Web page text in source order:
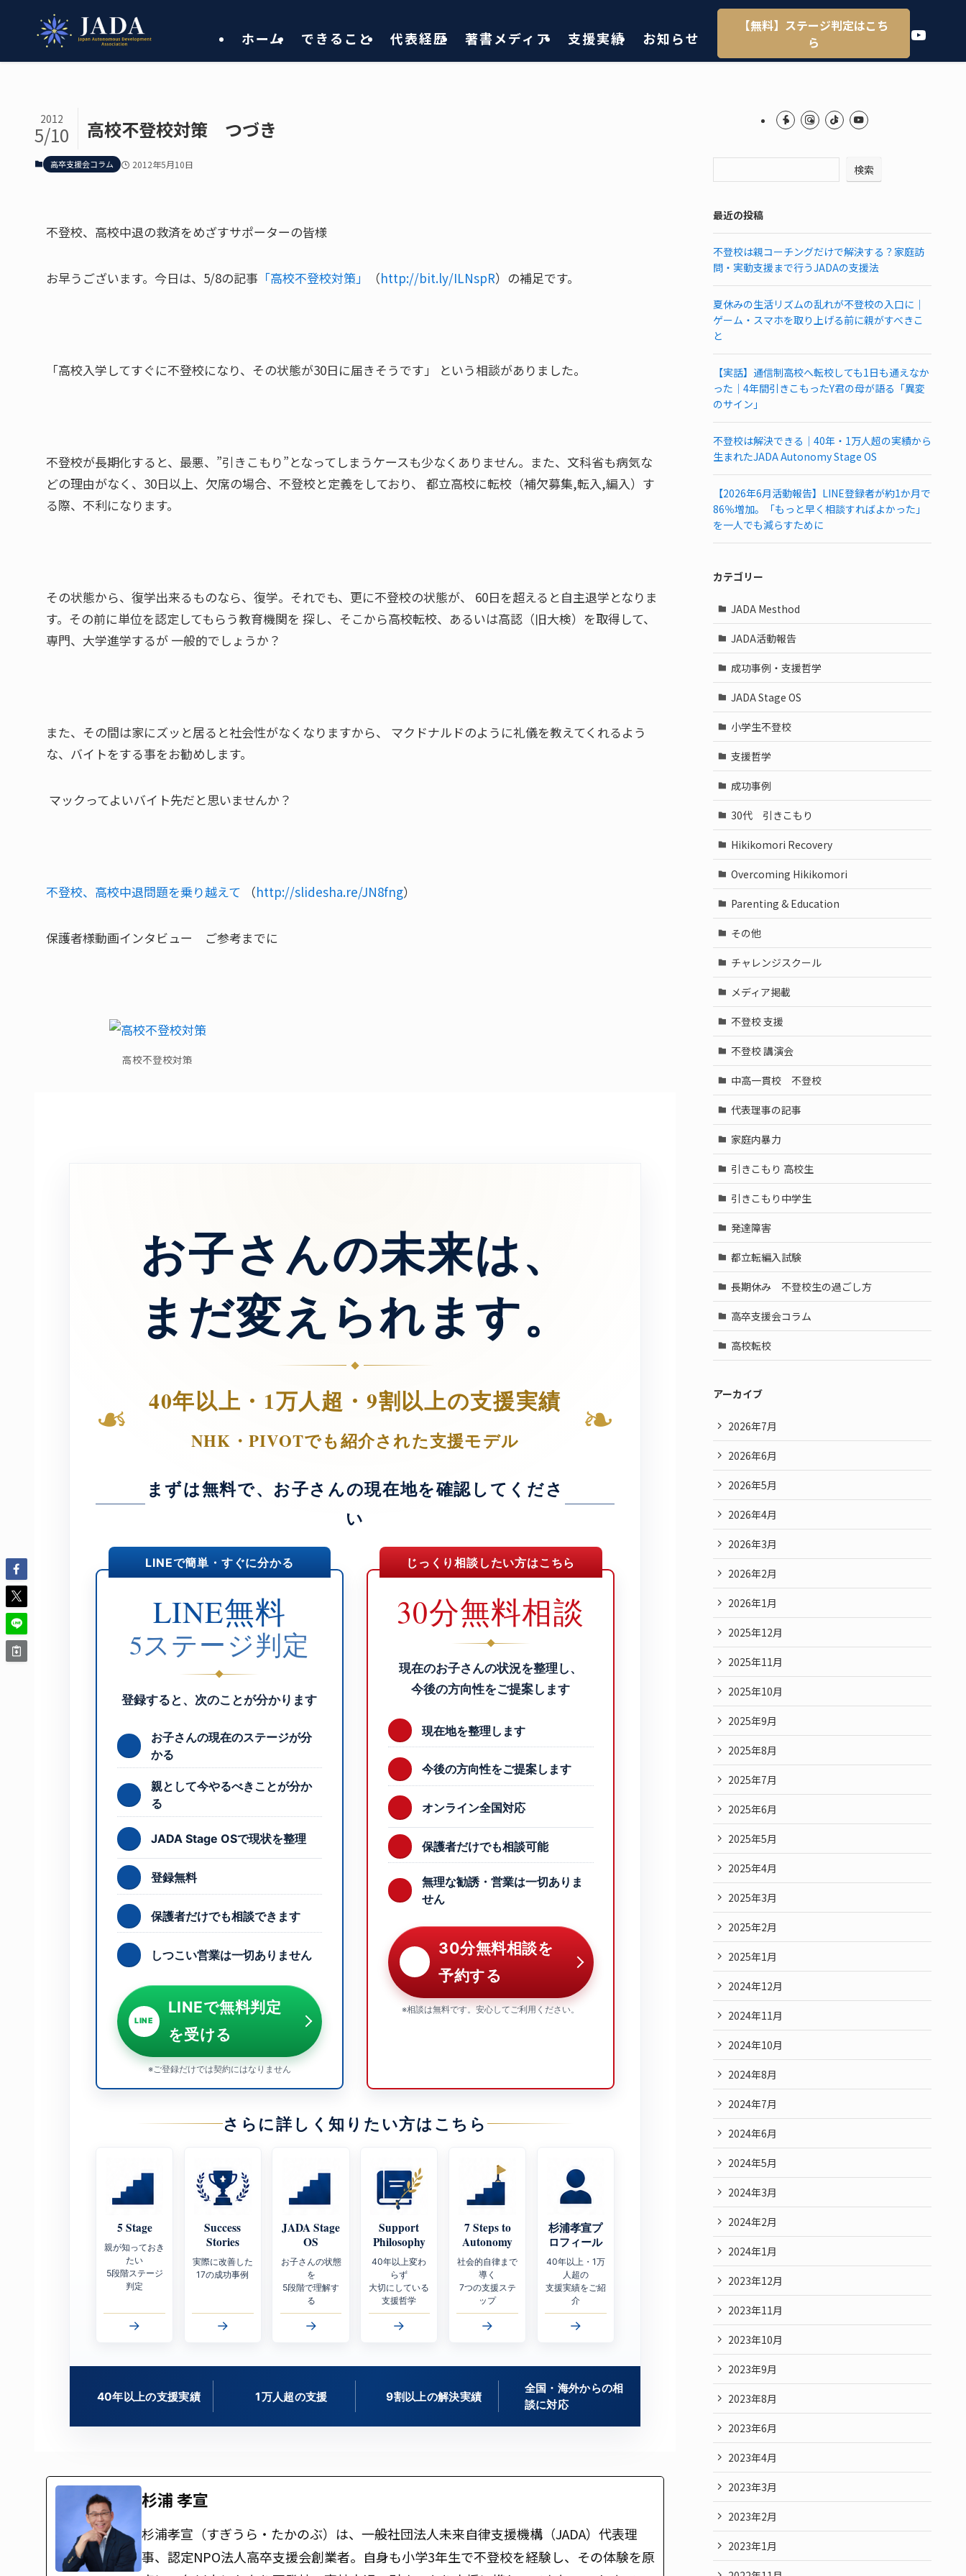
ホーム できること 代表経歴 著書メディア 支援実績 お知らせ
【無料】ステージ判定はこち
ら
YouTube
高校不登校対策 つづき
2012
5/10
高卒支援会コラム 2012年5月10日
不登校、高校中退の救済をめざすサポーターの皆様
お早うございます。今日は、5/8の記事 「高校不登校対策」 （http://bit.ly/ILNspR）の補足です。
「高校入学してすぐに不登校になり、その状態が30日に届きそうです」 という相談がありました。
不登校が長期化すると、最悪、”引きこもり”となってしまうケースも少なくありません。また、文科省も病気な
どの理由がなく、30日以上、欠席の場合、不登校と定義をしており、 都立高校に転校（補欠募集,転入,編入）す
る際、不利になります。
その状態から、復学出来るものなら、復学。それでも、更に不登校の状態が、 60日を超えると自主退学となりま
す。その前に単位を認定してもらう教育機関を 探し、そこから高校転校、あるいは高認（旧大検）を取得して、
専門、大学進学するが 一般的でしょうか？
また、その間は家にズッと居ると社会性がなくなりますから、 マクドナルドのように礼儀を教えてくれるよう
な、バイトをする事をお勧めします。
マックってよいバイト先だと思いませんか？
不登校、高校中退問題を乗り越えて （http://slidesha.re/JN8fng）
保護者様動画インタビュー ご参考までに
高校不登校対策
お子さんの未来は、
まだ変えられます。
❧ 40年以上・1万人超・9割以上の支援実績
NHK・PIVOTでも紹介された支援モデル ❧
まずは無料で、お子さんの現在地を確認してくださ
い
LINEで簡単・すぐに分かる
LINE無料
5ステージ判定
登録すると、次のことが分かります
お子さんの現在のステージが分
かる
親として今やるべきことが分か
る
JADA Stage OSで現状を整理
登録無料
保護者だけでも相談できます
しつこい営業は一切ありません
LINE
LINEで無料判定
を受ける
※ご登録だけでは契約にはなりません
じっくり相談したい方はこちら
30分無料相談
現在のお子さんの状況を整理し、
今後の方向性をご提案します
現在地を整理します
今後の方向性をご提案します
オンライン全国対応
保護者だけでも相談可能
無理な勧誘・営業は一切ありま
せん
30分無料相談を
予約する
※相談は無料です。安心してご利用ください。
さらに詳しく知りたい方はこちら
5 Stage
親が知っておき
たい
5段階ステージ
判定
→
Success
Stories
実際に改善した
17の成功事例
→
JADA Stage
OS
お子さんの状態
を
5段階で理解す
る
→
Support
Philosophy
40年以上変わ
らず
大切にしている
支援哲学
→
7 Steps to
Autonomy
社会的自律まで
導く
7つの支援ステ
ップ
→
杉浦孝宣プ
ロフィール
40年以上・1万
人超の
支援実績をご紹
介
→
40年以上の支援実績 1万人超の支援 9割以上の解決実績
全国・海外からの相
談に対応
杉浦 孝宣
杉浦孝宣（すぎうら・たかのぶ）は、一般社団法人未来自律支援機構（JADA）代表理
事、認定NPO法人高卒支援会創業者。自身も小学3年生で不登校を経験し、その体験を原
検索
最近の投稿
不登校は親コーチングだけで解決する？家庭訪
問・実動支援まで行うJADAの支援法
夏休みの生活リズムの乱れが不登校の入口に｜
ゲーム・スマホを取り上げる前に親がすべきこ
と
【実話】通信制高校へ転校しても1日も通えなか
った｜4年間引きこもったY君の母が語る「異変
のサイン」
不登校は解決できる｜40年・1万人超の実績から
生まれたJADA Autonomy Stage OS
【2026年6月活動報告】LINE登録者が約1か月で
86％増加。「もっと早く相談すればよかった」
を一人でも減らすために
カテゴリー
JADA Mesthod
JADA活動報告
成功事例・支援哲学
JADA Stage OS
小学生不登校
支援哲学
成功事例
30代 引きこもり
Hikikomori Recovery
Overcoming Hikikomori
Parenting & Education
その他
チャレンジスクール
メディア掲載
不登校 支援
不登校 講演会
中高一貫校 不登校
代表理事の記事
家庭内暴力
引きこもり 高校生
引きこもり中学生
発達障害
都立転編入試験
長期休み 不登校生の過ごし方
高卒支援会コラム
高校転校
アーカイブ
2026年7月
2026年6月
2026年5月
2026年4月
2026年3月
2026年2月
2026年1月
2025年12月
2025年11月
2025年10月
2025年9月
2025年8月
2025年7月
2025年6月
2025年5月
2025年4月
2025年3月
2025年2月
2025年1月
2024年12月
2024年11月
2024年10月
2024年8月
2024年7月
2024年6月
2024年5月
2024年3月
2024年2月
2024年1月
2023年12月
2023年11月
2023年10月
2023年9月
2023年8月
2023年6月
2023年4月
2023年3月
2023年2月
2023年1月